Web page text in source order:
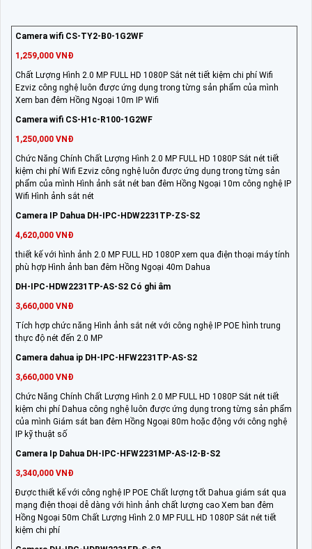
Camera wifi CS-TY2-B0-1G2WF
1,259,000 VNĐ
Chất Lượng Hình 2.0 MP FULL HD 1080P Sắt nét tiết kiệm chi phí Wifi
Ezviz công nghệ luôn được ứng dụng trong từng sản phẩm của mình
Xem ban đêm Hồng Ngoại 10m IP Wifi
Camera wifi CS-H1c-R100-1G2WF
1,250,000 VNĐ
Chức Năng Chính Chất Lượng Hình 2.0 MP FULL HD 1080P Sắt nét tiết
kiệm chi phí Wifi Ezviz công nghệ luôn được ứng dụng trong từng sản
phẩm của mình Hình ảnh sắt nét ban đêm Hồng Ngoại 10m công nghệ IP
Wifi Hình ảnh sắt nét
Camera IP Dahua DH-IPC-HDW2231TP-ZS-S2
4,620,000 VNĐ
thiết kế với hình ảnh 2.0 MP FULL HD 1080P xem qua điện thoại máy tính
phù hợp Hình ảnh ban đêm Hồng Ngoại 40m Dahua
DH-IPC-HDW2231TP-AS-S2 Có ghi âm
3,660,000 VNĐ
Tích hợp chức năng Hình ảnh sắt nét với công nghệ IP POE hình trung
thực độ nét đến 2.0 MP
Camera dahua ip DH-IPC-HFW2231TP-AS-S2
3,660,000 VNĐ
Chức Năng Chính Chất Lượng Hình 2.0 MP FULL HD 1080P Sắt nét tiết
kiệm chi phí Dahua công nghệ luôn được ứng dụng trong từng sản phẩm
của mình Giám sát ban đêm Hồng Ngoại 80m hoặc động với công nghệ
IP kỹ thuật số
Camera Ip Dahua DH-IPC-HFW2231MP-AS-I2-B-S2
3,340,000 VNĐ
Được thiết kế với công nghệ IP POE Chất lượng tốt Dahua giám sát qua
mạng điện thoại dễ dàng với hình ảnh chất lượng cao Xem ban đêm
Hồng Ngoại 50m Chất Lượng Hình 2.0 MP FULL HD 1080P Sắt nét tiết
kiệm chi phí